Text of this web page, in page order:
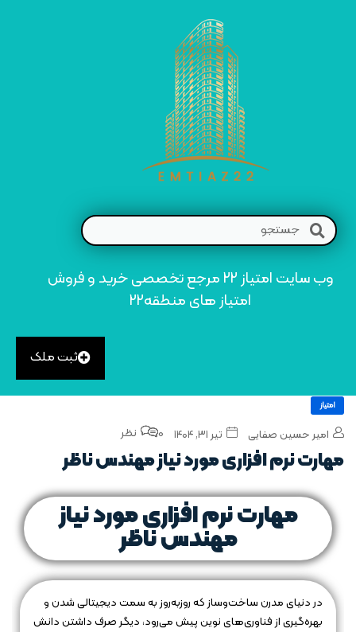
وب سایت امتیاز 22 مرجع تخصصی خرید و فروش
امتیاز های منطقه22
ثبت ملک
امتیاز
امیر حسین صفایی تیر ۳۱, ۱۴۰۴ 0 نظر
مهارت‌ نرم‌ افزاری مورد نیاز مهندس ناظر
مهارت‌ نرم‌ افزاری مورد نیاز
مهندس ناظر
در دنیای مدرن ساخت‌وساز که روزبه‌روز به سمت دیجیتالی شدن و
بهره‌گیری از فناوری‌های نوین پیش می‌رود، دیگر صرف داشتن دانش